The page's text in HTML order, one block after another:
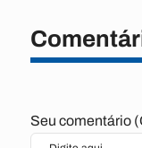
Seu comentário